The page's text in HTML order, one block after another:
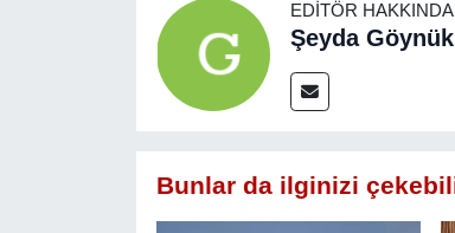
EDITÖR HAKKINDA
Şeyda Göynük
Bunlar da ilginizi